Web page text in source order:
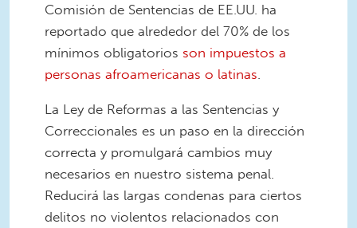
Comisión de Sentencias de EE.UU. ha
reportado que alrededor del 70% de los
mínimos obligatorios son impuestos a
personas afroamericanas o latinas
La Ley de Reformas a las Sentencias y
Correccionales es un paso en la dirección
correcta y promulgará cambios muy
necesarios en nuestro sistema penal.
Reducirá las largas condenas para ciertos
delitos no violentos relacionados con